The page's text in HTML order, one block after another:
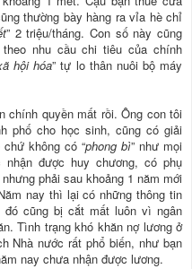
thường bày hàng ra vỉa hè chỉ
” 2 triệu/tháng. Con số này cũng
nhu cầu chi tiêu của chính
hội hóa” tự lo thân nuôi bộ máy
chính quyền mất rồi. Ông con tôi
phố cho học sinh, cũng có giải
không có “phong bì” như mọi
được huy chương, có phụ
phải sau khoảng 1 năm mới
nay thì lại có những thông tin
cũng bị cắt mất luôn vì ngân
Tình trạng khó khăn nợ lương ở
Nhà nước rất phổ biến, như bạn
nay chưa nhận được lương.